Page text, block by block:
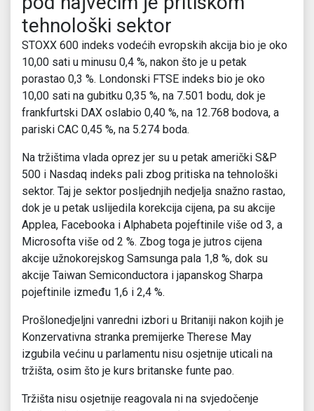
tehnološki sektor
STOXX 600 indeks vodećih evropskih akcija bio je oko
10,00 sati u minusu 0,4 %, nakon što je u petak
porastao 0,3 %. Londonski FTSE indeks bio je oko
10,00 sati na gubitku 0,35 %, na 7.501 bodu, dok je
frankfurtski DAX oslabio 0,40 %, na 12.768 bodova, a
pariski CAC 0,45 %, na 5.274 boda.
Na tržištima vlada oprez jer su u petak američki S&P
500 i Nasdaq indeks pali zbog pritiska na tehnološki
sektor. Taj je sektor posljednjih nedjelja snažno rastao,
dok je u petak uslijedila korekcija cijena, pa su akcije
Applea, Facebooka i Alphabeta pojeftinile više od 3, a
Microsofta više od 2 %. Zbog toga je jutros cijena
akcije užnokorejskog Samsunga pala 1,8 %, dok su
akcije Taiwan Semiconductora i japanskog Sharpa
pojeftinile između 1,6 i 2,4 %.
Prošlonedjeljni vanredni izbori u Britaniji nakon kojih je
Konzervativna stranka premijerke Therese May
izgubila većinu u parlamentu nisu osjetnije uticali na
tržišta, osim što je kurs britanske funte pao.
Tržišta nisu osjetnije reagovala ni na svjedočenje